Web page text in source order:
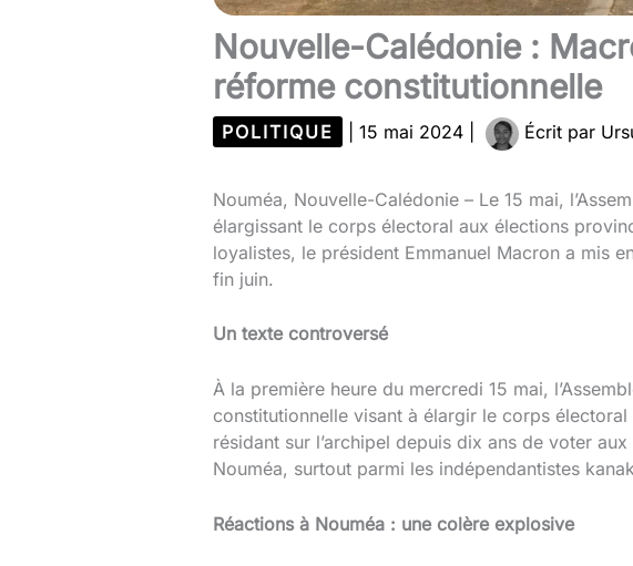
Nouvelle-Calédonie :
réforme constitutionnelle
POLITIQUE 15 mai 2024 Écrit par
Nouméa, Nouvelle-Calédonie – Le 15 mai,
élargissant le corps électoral aux élections
loyalistes, le président Emmanuel Macron a mis
fin juin.
Un texte controversé
À la première heure du mercredi 15 mai,
constitutionnelle visant à élargir le corps
résidant sur l’archipel depuis dix ans de voter
Nouméa, surtout parmi les indépendantistes
Réactions à Nouméa : une colère explosive